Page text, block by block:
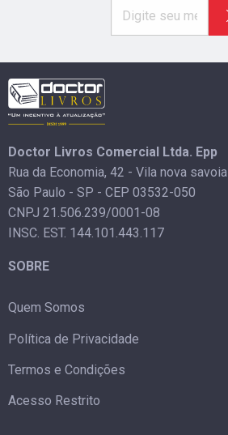
Doctor Livros Comercial Ltda. Epp
Rua da Economia, 42 - Vila nova savoia
São Paulo - SP - CEP 03532-050
CNPJ 21.506.239/0001-08
INSC. EST. 144.101.443.117
SOBRE
Quem Somos
Política de Privacidade
Termos e Condições
Acesso Restrito